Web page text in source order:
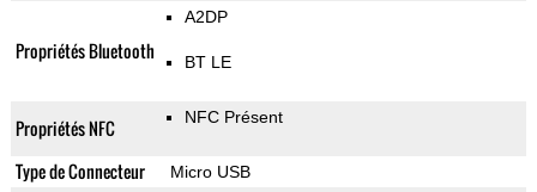
Propriétés Bluetooth
A2DP
BT LE
Propriétés NFC NFC Présent
Type de Connecteur Micro USB